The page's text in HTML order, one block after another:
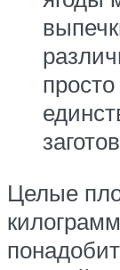
Целые